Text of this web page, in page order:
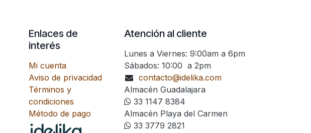
Enlaces de
interés
Mi cuenta
Aviso de privacidad
Términos y
condiciones
Método de pago
Atención al cliente
Lunes a Viernes: 9:00am a 6pm
Sábados: 10:00 a 2pm
contacto@idelika.com
Almacén Guadalajara
33 1147 8384
Almacén Playa del Carmen
33 3779 2821